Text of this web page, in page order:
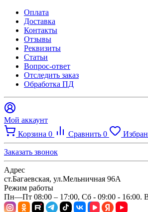
Оплата
Доставка
Контакты
Отзывы
Реквизиты
Статьи
Вопрос-ответ
Отследить заказ
Обработка ПД
Мой аккаунт
Корзина 0 Сравнить 0
Заказать звонок
Адрес
ст.Багаевская, ул.Мельничная 96А
Режим работы
Пн—Пт 08:00 – 17:00, Сб - 09:00 - 16:00.